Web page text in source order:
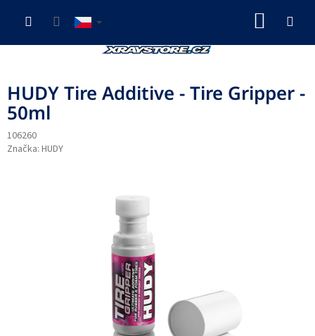
HUDY Tire Additive - Tire Gripper -
50ml
106260
Značka: HUDY